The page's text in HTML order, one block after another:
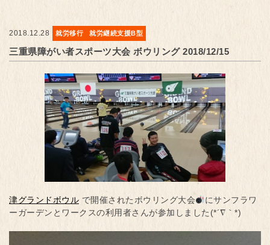
2018.12.28 就労移行 就労継続支援B型
三重県障がい者スポーツ大会 ボウリング 2018/12/15
津グランドボウル で開催されたボウリング大会
にサンフラワ
ーガーデンとワークスの利用者さんが参加しました(*´∇｀*)